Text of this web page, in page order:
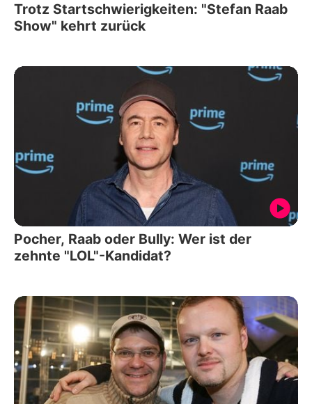
Trotz Startschwierigkeiten: "Stefan Raab
Show" kehrt zurück
Pocher, Raab oder Bully: Wer ist der
zehnte "LOL"-Kandidat?